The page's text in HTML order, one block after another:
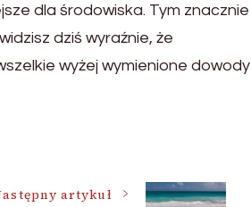
dla środowiska. Tym znacznie
dziś wyraźnie, że
wyżej wymienione dowody
artykuł